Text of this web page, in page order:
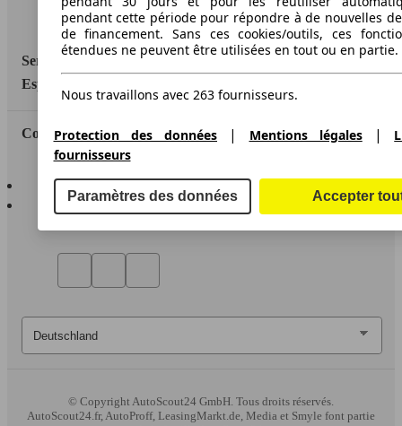
Accessibility Statement
Service
Espace Pro
Contact
AutoScout24 pour iOS
AutoScout24 pour Android
© CopyrightAutoScout24 GmbH. Tous droits réservés.
AutoScout24.fr, AutoProff, LeasingMarkt.de, Media et Smyle font partie
pendant cette période pour répondre à de nouvelles
de financement. Sans ces cookies/outils, ces
étendues ne peuvent être utilisées en tout ou en partie.
Nous travaillons avec 263 fournisseurs.
Protection des données | Mentions légales|
fournisseurs
Paramètres des données Accepter